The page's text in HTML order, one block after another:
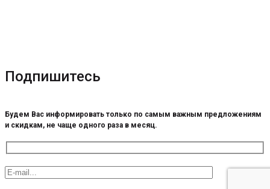
Подпишитесь
Будем Вас информировать только по самым важным предложениям
и скидкам, не чаще одного раза в месяц.